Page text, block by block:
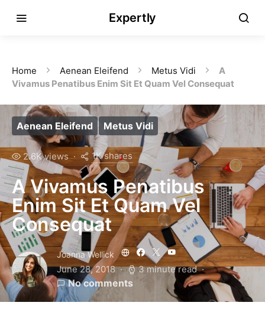
Expertly
Home Aenean Eleifend Metus Vidi
A
Vivamus Penatibus Enim Sit Et Quam Vel Consequat
Aenean Eleifend Metus Vidi
2.6K views 1K shares
A Vivamus Penatibus
Enim Sit Et Quam Vel
Consequat
Joanna Wellick
June 28, 2018 3 minute read
No comments